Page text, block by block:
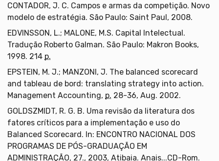
CONTADOR, J. C. Campos e armas da competição. Novo
modelo de estratégia. São Paulo: Saint Paul, 2008.
EDVINSSON, L.; MALONE, M.S. Capital Intelectual.
Tradução Roberto Galman. São Paulo: Makron Books,
1998. 214 p.
EPSTEIN, M. J.; MANZONI, J. The balanced scorecard
and tableau de bord: translating strategy into action.
Management Accounting, p. 28-36, Aug. 2002.
GOLDSZMIDT, R. G. B. Uma revisão da literatura dos
fatores críticos para a implementação e uso do
Balanced Scorecard. In: ENCONTRO NACIONAL DOS
PROGRAMAS DE PÓS-GRADUAÇÃO EM
ADMINISTRAÇÃO, 27., 2003, Atibaia. Anais...CD-Rom.